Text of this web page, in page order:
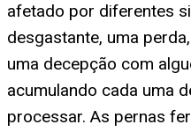
afetado por diferentes
desgastante, uma
uma decepção com
acumulando cada uma
processar. As pernas